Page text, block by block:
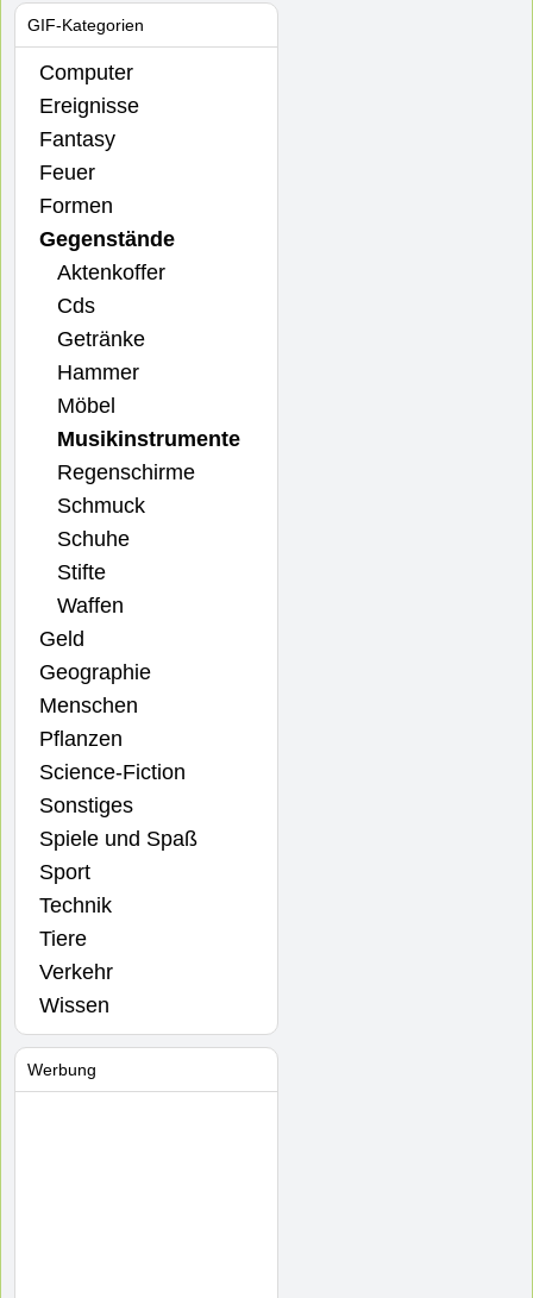
GIF-Kategorien
Computer
Ereignisse
Fantasy
Feuer
Formen
Gegenstände
Aktenkoffer
Cds
Getränke
Hammer
Möbel
Musikinstrumente
Regenschirme
Schmuck
Schuhe
Stifte
Waffen
Geld
Geographie
Menschen
Pflanzen
Science-Fiction
Sonstiges
Spiele und Spaß
Sport
Technik
Tiere
Verkehr
Wissen
Werbung